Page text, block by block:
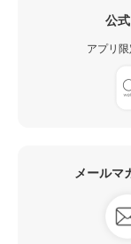
公
アプリ
メールマ